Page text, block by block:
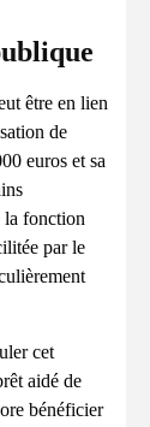
être en lien
de
euros et sa
la fonction
par le
cet
aidé de
bénéficier